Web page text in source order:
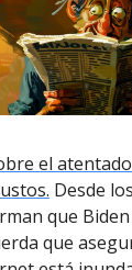
el
Desde
que
que